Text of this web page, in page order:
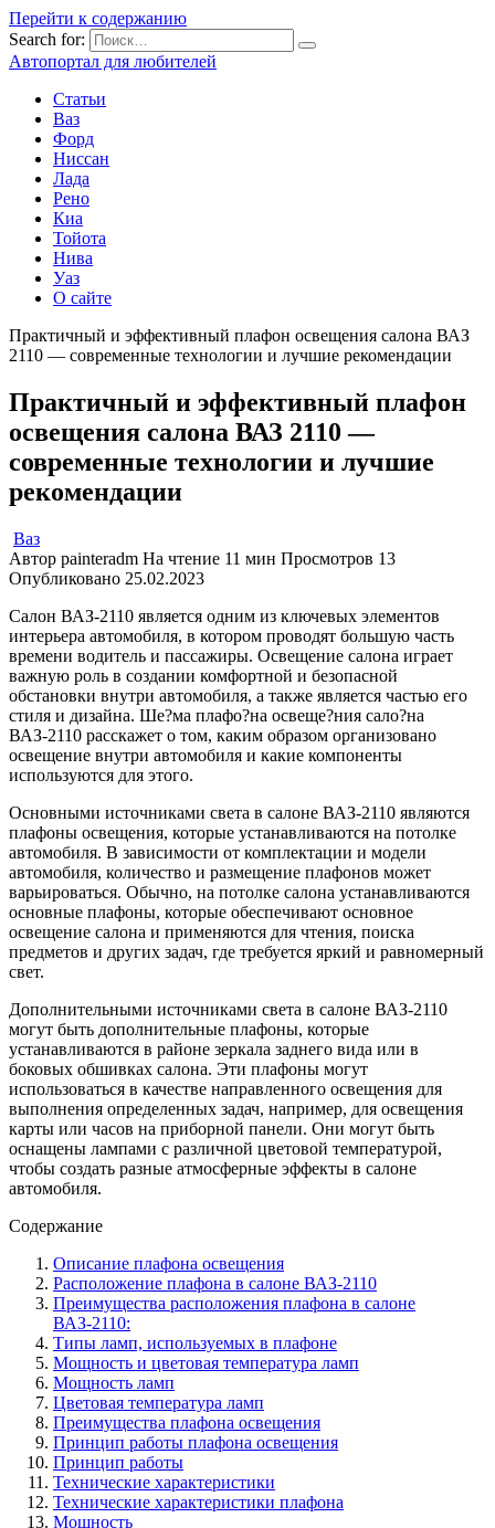
Перейти к содержанию
Search for:
Автопортал для любителей
Статьи
Ваз
Форд
Ниссан
Лада
Рено
Киа
Тойота
Нива
Уаз
О сайте
Практичный и эффективный плафон освещения салона ВАЗ
2110 — современные технологии и лучшие рекомендации
Практичный и эффективный плафон
освещения салона ВАЗ 2110 —
современные технологии и лучшие
рекомендации
Ваз
Автор painteradm На чтение 11 мин Просмотров 13
Опубликовано 25.02.2023
Салон ВАЗ-2110 является одним из ключевых элементов
интерьера автомобиля, в котором проводят большую часть
времени водитель и пассажиры. Освещение салона играет
важную роль в создании комфортной и безопасной
обстановки внутри автомобиля, а также является частью его
стиля и дизайна. Ше?ма плафо?на освеще?ния сало?на
ВАЗ-2110 расскажет о том, каким образом организовано
освещение внутри автомобиля и какие компоненты
используются для этого.
Основными источниками света в салоне ВАЗ-2110 являются
плафоны освещения, которые устанавливаются на потолке
автомобиля. В зависимости от комплектации и модели
автомобиля, количество и размещение плафонов может
варьироваться. Обычно, на потолке салона устанавливаются
основные плафоны, которые обеспечивают основное
освещение салона и применяются для чтения, поиска
предметов и других задач, где требуется яркий и равномерный
свет.
Дополнительными источниками света в салоне ВАЗ-2110
могут быть дополнительные плафоны, которые
устанавливаются в районе зеркала заднего вида или в
боковых обшивках салона. Эти плафоны могут
использоваться в качестве направленного освещения для
выполнения определенных задач, например, для освещения
карты или часов на приборной панели. Они могут быть
оснащены лампами с различной цветовой температурой,
чтобы создать разные атмосферные эффекты в салоне
автомобиля.
Содержание
Описание плафона освещения
Расположение плафона в салоне ВАЗ-2110
Преимущества расположения плафона в салоне
ВАЗ-2110:
Типы ламп, используемых в плафоне
Мощность и цветовая температура ламп
Мощность ламп
Цветовая температура ламп
Преимущества плафона освещения
Принцип работы плафона освещения
Принцип работы
Технические характеристики
Технические характеристики плафона
Мощность